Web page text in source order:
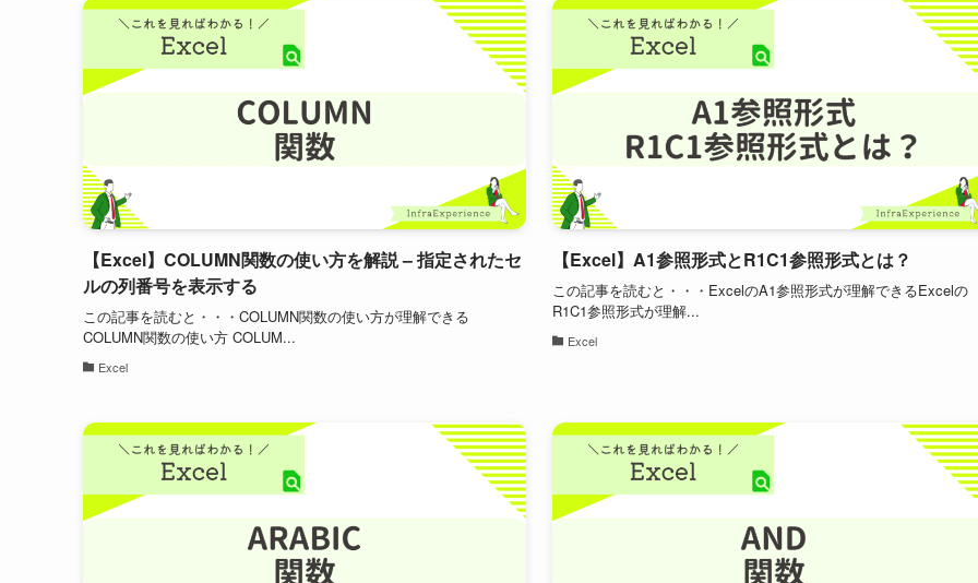
【Excel】COLUMN関数の使い方を解説 – 指定されたセ
ルの列番号を表示する
この記事を読むと・・・COLUMN関数の使い方が理解できる
COLUMN関数の使い方 COLUM...
Excel
【Excel】A1参照形式とR1C1参照形式とは？
この記事を読むと・・・ExcelのA1参照形式が理解できるExcelの
R1C1参照形式が理解...
Excel